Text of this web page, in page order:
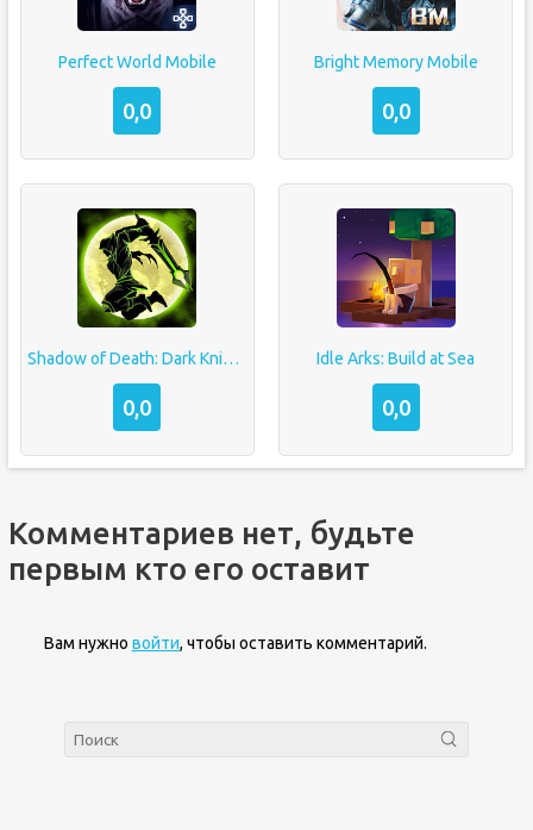
Perfect World Mobile
0,0
Bright Memory Mobile
0,0
Shadow of Death: Dark Knight — Stickman Fighting
0,0
Idle Arks: Build at Sea
0,0
Комментариев нет, будьте
первым кто его оставит
Вам нужно войти, чтобы оставить комментарий.